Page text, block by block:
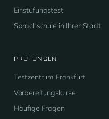
Einstufungstest
Sprachschule in Ihrer Stadt
PRÜFUNGEN
Testzentrum Frankfurt
Vorbereitungskurse
Häufige Fragen